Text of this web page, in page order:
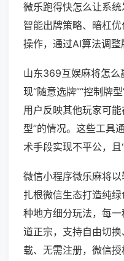
微乐跑得快怎么让系统
智能出牌策略、暗杠
操作，通过AI算法调整
山东369互娱麻将怎么
现“随意选牌”“控制牌
用户反映其他玩家可能
型”的情况。这些工具
术手段实现不平公，且
微信小程序微乐麻将以
扎根微信生态打造纯
种地方细分玩法，每
道正宗，支持自由切
载、无需注册，微信授